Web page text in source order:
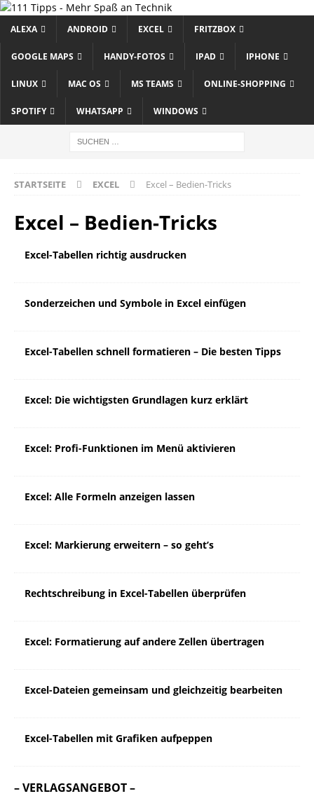
ALEXA ANDROID EXCEL FRITZBOX
GOOGLE MAPS HANDY-FOTOS IPAD IPHONE
LINUX MAC OS MS TEAMS ONLINE-SHOPPING
SPOTIFY WHATSAPP WINDOWS
STARTSEITE EXCEL Excel – Bedien-Tricks
Excel – Bedien-Tricks
Excel-Tabellen richtig ausdrucken
Sonder­zeichen und Symbole in Excel einfügen
Excel-Tabellen schnell formatieren – Die besten Tipps
Excel: Die wichtigsten Grundlagen kurz erklärt
Excel: Profi-Funktionen im Menü aktivieren
Excel: Alle Formeln anzeigen lassen
Excel: Markierung erweitern – so geht’s
Rechtschreibung in Excel-Tabellen überprüfen
Excel: Formatierung auf andere Zellen übertragen
Excel-Dateien gemeinsam und gleichzeitig bearbeiten
Excel-Tabellen mit Grafiken aufpeppen
– VERLAGSANGEBOT –